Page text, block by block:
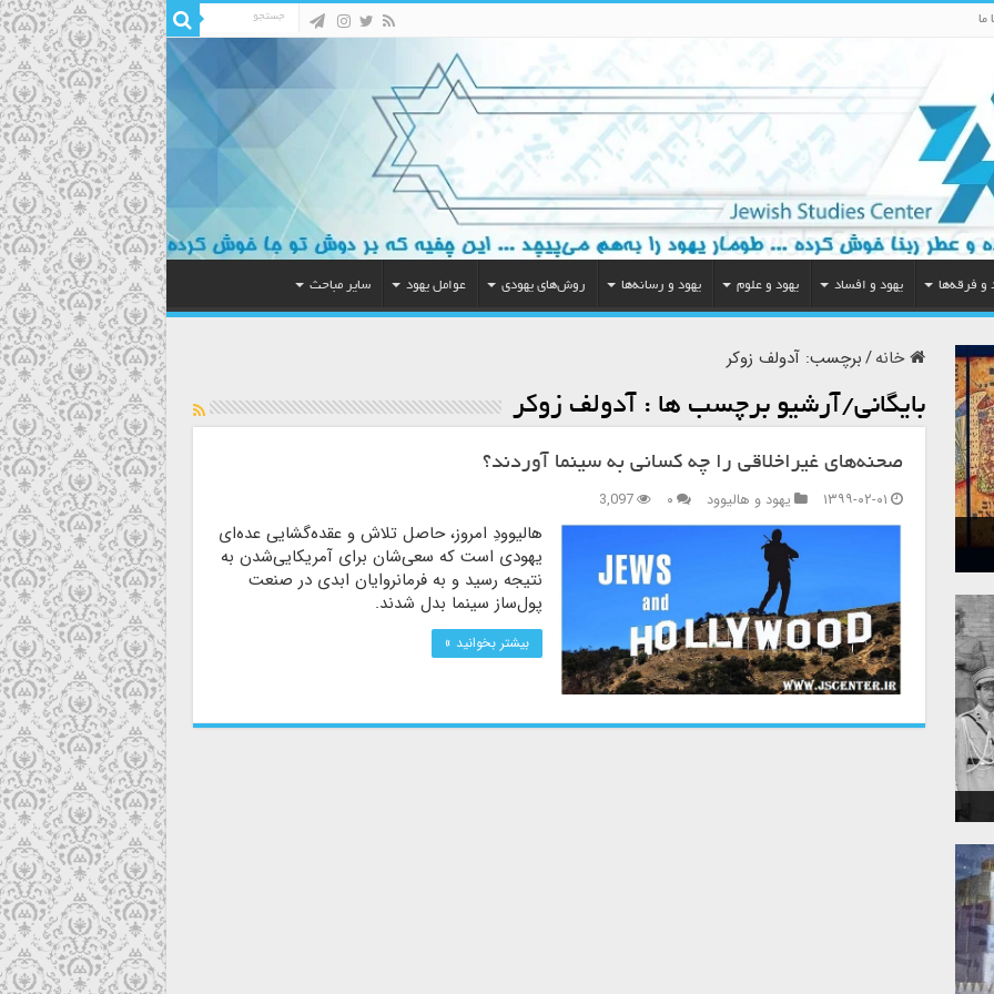
ما
و فرقه‌ها یهود و افساد یهود و علوم یهود و رسانه‌ها روش‌های یهودی عوامل یهود سایر مباحث
خانه/برچسب:آدولف زوکر
بایگانی/آرشیو برچسب ها : آدولف زوکر
صحنه‌های غیراخلاقی را چه کسانی به سینما آوردند؟
۱۳۹۹-۰۲-۰۱
یهود و هالیوود ۰ 3,097
هالیوودِ امروز، حاصل تلاش و عقده‌گشایی عده‌ای
یهودی است که سعی‌شان برای آمریکایی‌شدن به
نتیجه رسید و به فرمانروایان ابدی در صنعت
پول‌ساز سینما بدل شدند.
بیشتر بخوانید »